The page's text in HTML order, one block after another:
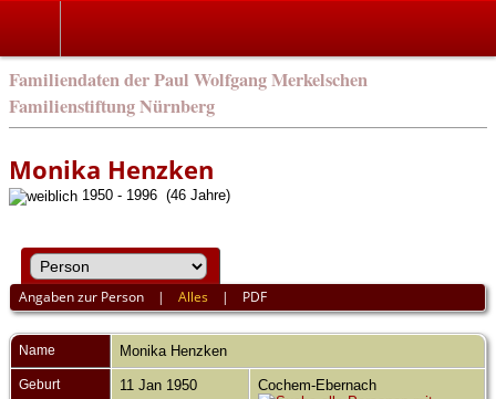
Familiendaten der Paul Wolfgang Merkelschen
Familienstiftung Nürnberg
Monika Henzken
1950 - 1996 (46 Jahre)
Angaben zur Person |Alles | PDF
Name Monika Henzken
Geburt 11 Jan 1950 Cochem-Ebernach